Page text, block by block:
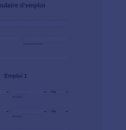
des besoins de votre
votre formulaire. Modifiez
de nouveaux champs de
souhaitez synchroniser les
vous utilisez, Jotform
Dropbox et Box. De plus, en
soumissions lors de vos